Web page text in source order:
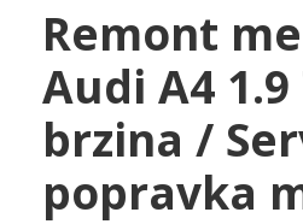
Remont
Audi A4 1.9
brzina /
popravka